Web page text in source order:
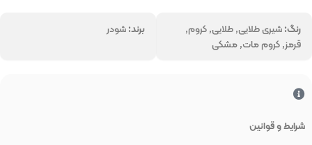
رنگ:شیری طلایی, طلایی, کروم,
قرمز, کروم مات, مشکی
برند:شودر
شرایط و قوانین